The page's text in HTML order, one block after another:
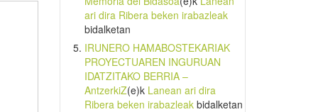
ari dira Ribera beken irabazleak
bidalketan
IRUNERO HAMABOSTEKARIAK
PROYECTUAREN INGURUAN
IDATZITAKO BERRIA –
AntzerkiZ(e)k Lanean ari dira
Ribera beken irabazleakbidalketan